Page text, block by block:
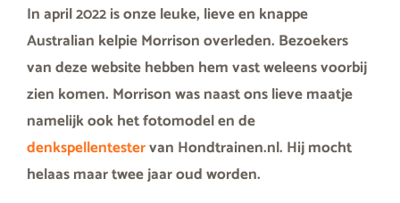
In april 2022 is onze leuke, lieve en knappe
Australian kelpie Morrison overleden. Bezoekers
van deze website hebben hem vast weleens voorbij
zien komen. Morrison was naast ons lieve maatje
namelijk ook het fotomodel en de
denkspellentestervan Hondtrainen.nl. Hij mocht
helaas maar twee jaar oud worden.